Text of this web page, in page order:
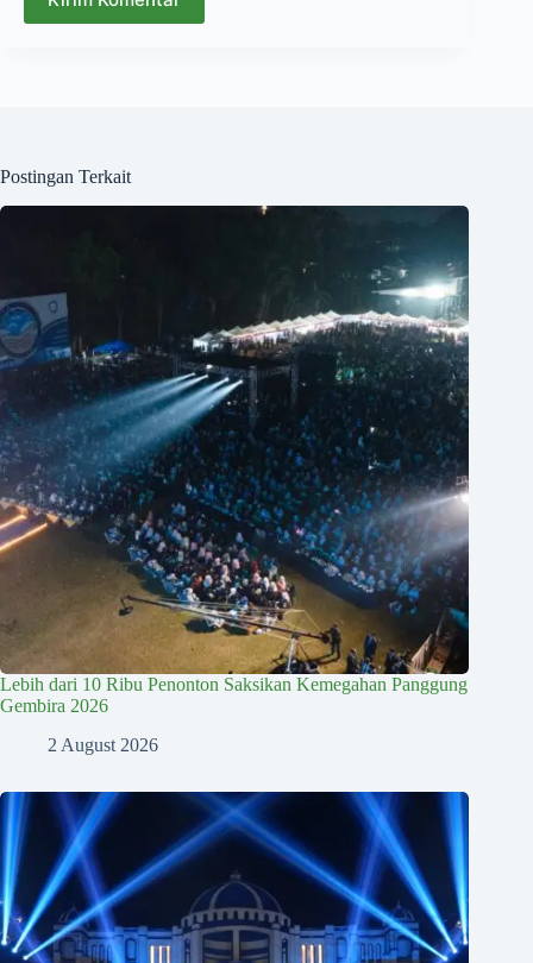
Postingan Terkait
Lebih dari 10 Ribu Penonton Saksikan Kemegahan Panggung
Gembira 2026
2 August 2026